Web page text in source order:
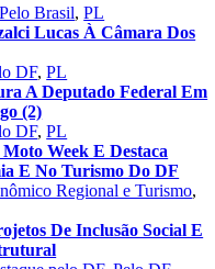
Pelo Brasil,PL
Lucas À Câmara Dos
DF,PL
A Deputado Federal Em
(2)
DF,PL
Week E Destaca
E No Turismo Do DF
Regional e Turismo,
De Inclusão Social E